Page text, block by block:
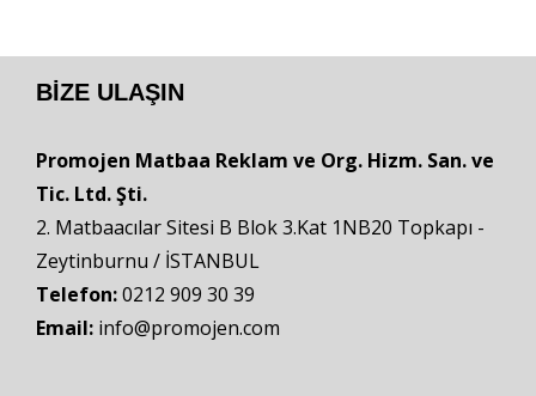
BIZE ULAŞIN
Promojen Matbaa Reklam ve Org. Hizm. San. ve
Tic. Ltd. Şti.
2. Matbaacılar Sitesi B Blok 3.Kat 1NB20 Topkapı -
Zeytinburnu / İSTANBUL
Telefon:0212 909 30 39
Email: info@promojen.com